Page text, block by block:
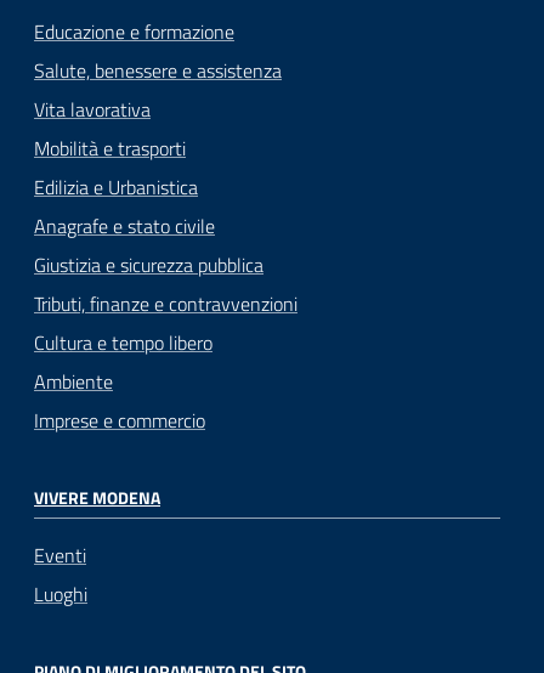
Educazione e formazione
Salute, benessere e assistenza
Vita lavorativa
Mobilità e trasporti
Edilizia e Urbanistica
Anagrafe e stato civile
Giustizia e sicurezza pubblica
Tributi, finanze e contravvenzioni
Cultura e tempo libero
Ambiente
Imprese e commercio
VIVERE MODENA
Eventi
Luoghi